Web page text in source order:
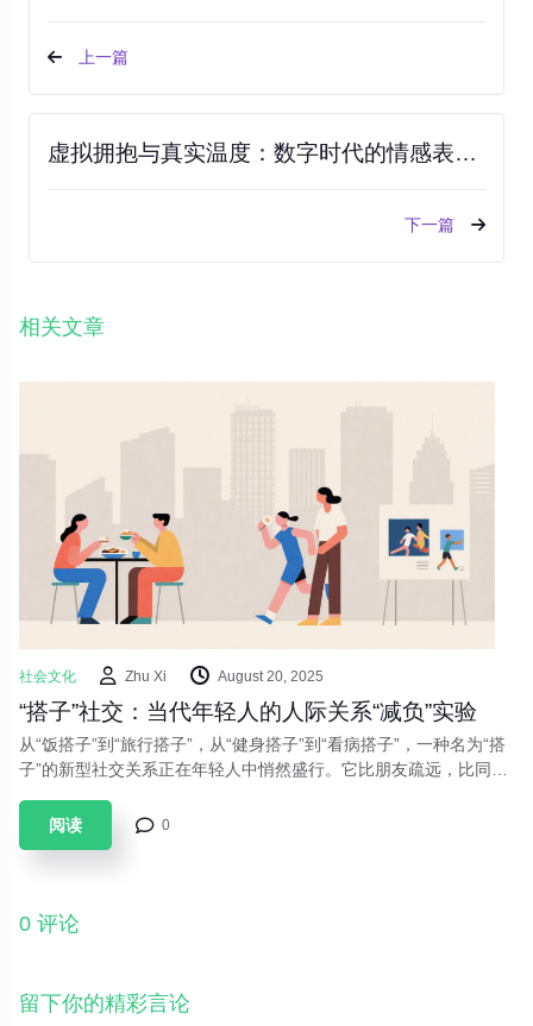
上一篇
虚拟拥抱与真实温度：数字时代的情感表达困境
下一篇
相关文章
社会文化 Zhu Xi August 20, 2025
“搭子”社交：当代年轻人的人际关系“减负”实验
从“饭搭子”到“旅行搭子”，从“健身搭子”到“看病搭子”，一种名为“搭
子”的新型社交关系正在年轻人中悄然盛行。它比朋友疏远，比同事
带。这仅仅是孤独经济的产物，还是一种更为精明和务实的情感消
费？
阅读 0
0 评论
留下你的精彩言论